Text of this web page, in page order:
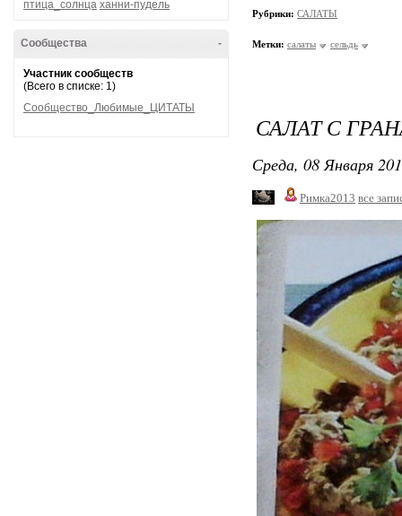
птица_солнца ханни-пудель
-
Сообщества
Участник сообществ
(Всего в списке: 1)
Сообщество_Любимые_ЦИТАТЫ
Рубрики: САЛАТЫ
Метки: салаты сельдь
САЛАТ С
Среда, 08 Января
Римка2013 все